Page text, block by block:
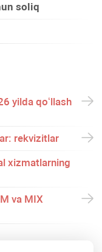
soliq
yilda qoʻllash
rekvizitlar
хizmatlarning
va MIX